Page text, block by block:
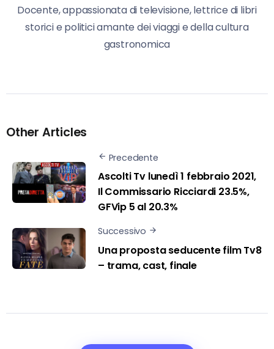
Docente, appassionata di televisione, lettrice di libri
storici e politici amante dei viaggi e della cultura
gastronomica
Other Articles
Precedente
Ascolti Tv lunedì 1 febbraio 2021,
Il Commissario Ricciardi 23.5%,
GFVip 5 al 20.3%
Successivo
Una proposta seducente film Tv8
– trama, cast, finale